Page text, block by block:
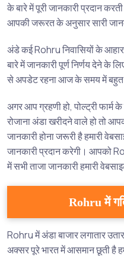
के बारे में पूरी जानकारी प्रदान
आपकी जरूरत के अनुसार सारी
अंडे कई Rohru निवासियों के
बारे में जानकारी पूर्ण निर्णय देने के
से अपडेट रहना आज के समय में बहुत
अगर आप ग्रहणी हो, पोल्ट्री फार्म
रोजाना अंडा खरीदने वाले हो तो
जानकारी होना जरूरी है हमारी
जानकारी प्रदान करेगी। आपको
में सभी ताजा जानकारी हमारी
Rohru में
Rohru में अंडा बाजार लगातार
अक्सर पूरे भारत में आसमान छूती है